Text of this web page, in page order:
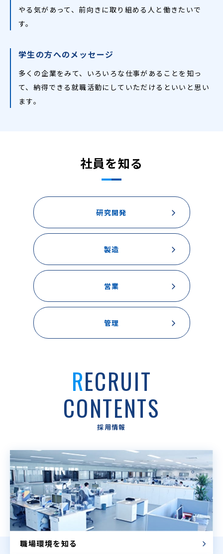
やる気があって、前向きに取り組める人と働きたいで
す。
学生の方へのメッセージ
多くの企業をみて、いろいろな仕事があることを知っ
て、納得できる就職活動にしていただけるといいと思い
ます。
社員を知る
研究開発
製造
営業
管理
RECRUIT
CONTENTS
採用情報
職場環境を知る